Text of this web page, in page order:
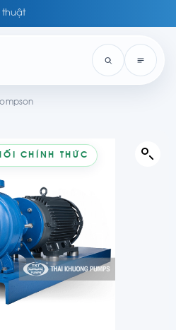
thuật
CHÍNH THỨC